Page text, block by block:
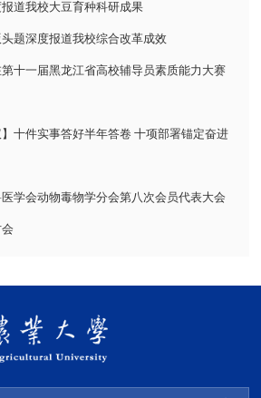
道我校大豆育种科研成果
头题深度报道我校综合改革成效
十一届黑龙江省高校辅导员素质能力大赛
】十件实事答好半年答卷 十项部署锚定奋进
学会动物毒物学分会第八次会员代表大会